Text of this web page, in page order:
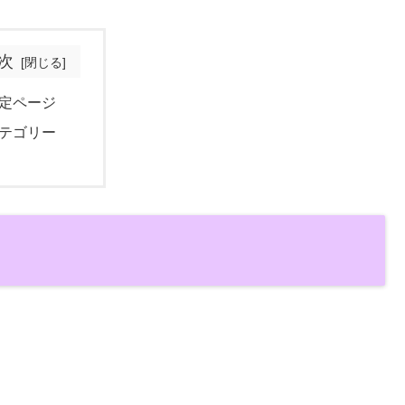
ページ
ゴリー